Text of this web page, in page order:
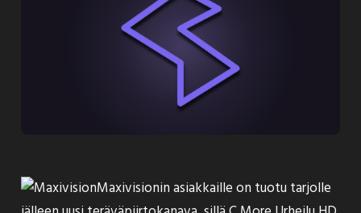
Maxivisionin asiakkaille on tuotu tarjolle